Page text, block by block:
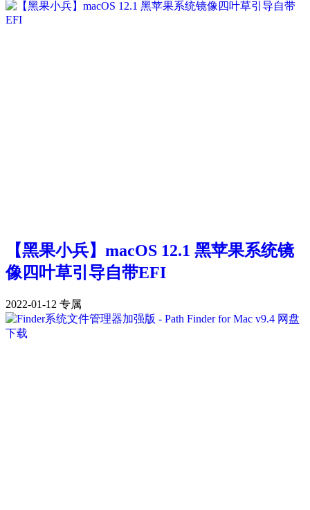
【黑果小兵】macOS 12.1 黑苹果系统镜
像四叶草引导自带EFI
2022-01-12 专属